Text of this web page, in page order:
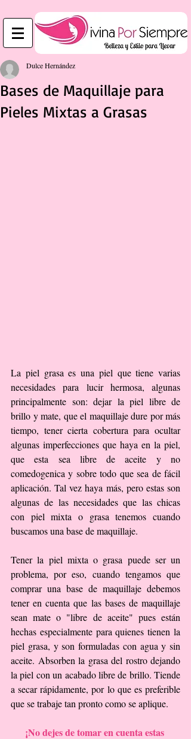
Bases de Maquillaje para
Pieles Mixtas a Grasas
Dulce Hernández
La piel grasa es una piel que tiene varias
necesidades para lucir hermosa, algunas
principalmente son: dejar la piel libre de
brillo y mate, que el maquillaje dure por más
tiempo, tener cierta cobertura para ocultar
algunas imperfecciones que haya en la piel,
que esta sea libre de aceite y no
comedogenica y sobre todo que sea de fácil
aplicación. Tal vez haya más, pero estas son
algunas de las necesidades que las chicas
con piel mixta o grasa tenemos cuando
buscamos una base de maquillaje.
Tener la piel mixta o grasa puede ser un
problema, por eso, cuando tengamos que
comprar una base de maquillaje debemos
tener en cuenta que las bases de maquillaje
sean mate o "libre de aceite" pues están
hechas especialmente para quienes tienen la
piel grasa, y son formuladas con agua y sin
aceite. Absorben la grasa del rostro dejando
la piel con un acabado libre de brillo. Tiende
a secar rápidamente, por lo que es preferible
que se trabaje tan pronto como se aplique.
¡No dejes de tomar en cuenta estas